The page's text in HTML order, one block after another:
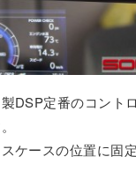
DSP定番のコント
ケースの位置に固